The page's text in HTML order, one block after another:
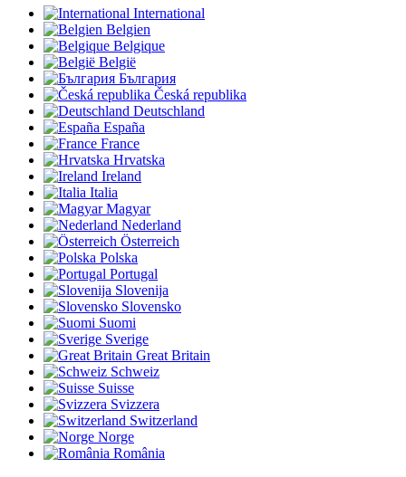
International
Belgien
Belgique
België
България
Česká republika
Deutschland
España
France
Hrvatska
Ireland
Italia
Magyar
Nederland
Österreich
Polska
Portugal
Slovenija
Slovensko
Suomi
Sverige
Great Britain
Schweiz
Suisse
Svizzera
Switzerland
Norge
România